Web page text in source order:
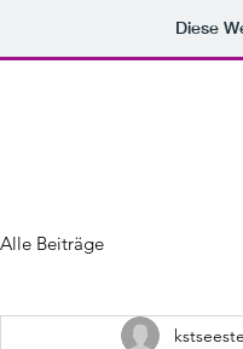
Diese
Alle Beiträge